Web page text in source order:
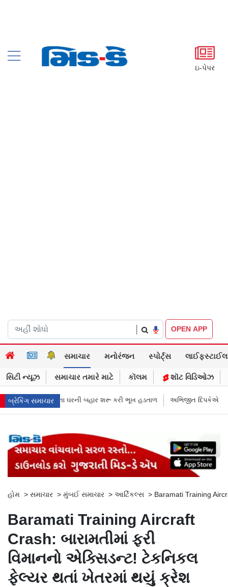
ઇ-પેપર
OPEN APP
સમાચાર મનોરંજન સ્પોર્ટ્સ લાઈફસ્ટાઈલ
સિટી ન્યૂઝ સમાચાર તમારે માટે કૉલમ શૉટ વિડિઓઝ
બ્રેકિંગ સમાચાર
કરી ભૂખ હડતાળ અભિજીત દિપકેએ CJPની નવી નીતિ જાહેર કરી,
હોમ > સમાચાર > મુંબઈ સમાચાર > આર્ટિકલ્સ > Baramati Training
Baramati Training Aircraft
Crash: બારામતીમાં ફરી
વિમાનનો એક્સિડન્ટ! ટેકનિકલ
ફેલ્યર થતાં ખેતરમાં થયું ક્રેશ